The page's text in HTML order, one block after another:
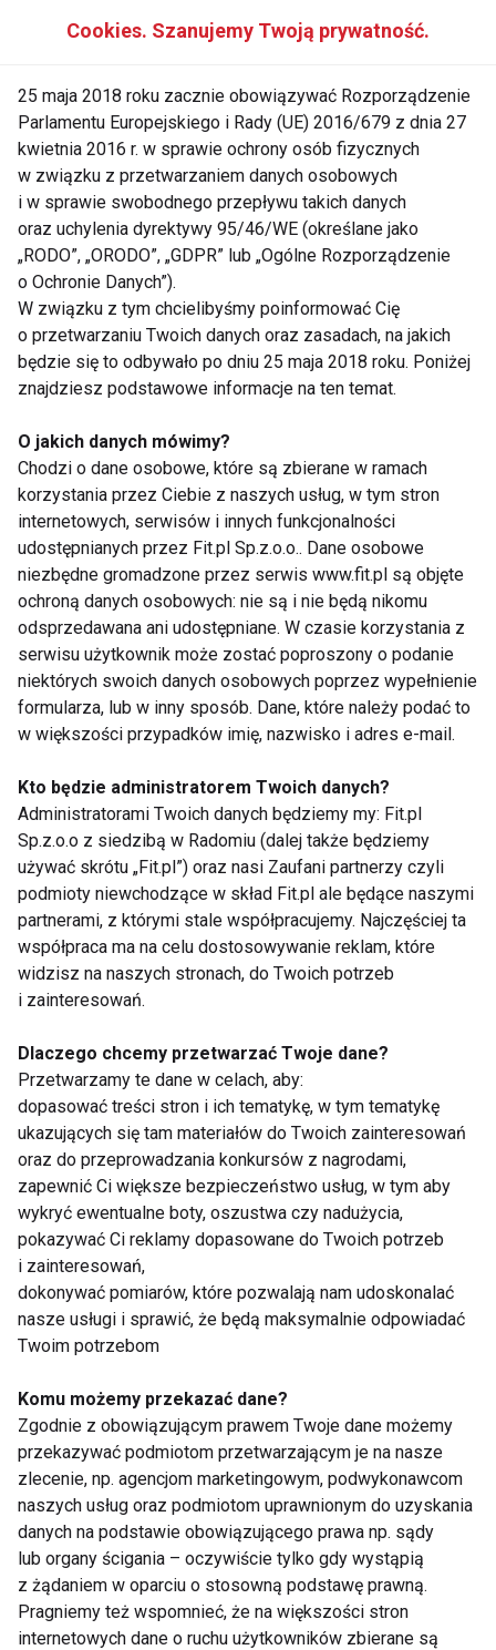
Taniec z gwiazdami
Nowy "Taniec z
marca w Polsacie
"Taniec z Gwiazdami "
Maciej Jachowski o
zdrowiu, gotowaniu i
tańcu
Wiosną "Got to
Dance" z nową
prowadzącą!
Taneczne show
"Taniec z Gwiazdami"
- nie będzie kolejnej
edycji!?
Anna Wendzikowska w
„Tańcu z Gwiazdami”?
Pierwszy docinek 6.
edycji „You Can
Za co kochamy
X-Factor nowy
program zastąpi
„Taniec z Gwiazdami”
Startują castingi do
nowej edycji „You Can
Dance”!
Cookies. Szanujemy Twoją prywatność.
25 maja 2018 roku zacznie obowiązywać Rozporządzenie
Parlamentu Europejskiego i Rady (UE) 2016/679 z dnia 27
kwietnia 2016 r. w sprawie ochrony osób fizycznych
w związku z przetwarzaniem danych osobowych
i w sprawie swobodnego przepływu takich danych
oraz uchylenia dyrektywy 95/46/WE (określane jako
„RODO”, „ORODO”, „GDPR” lub „Ogólne Rozporządzenie
o Ochronie Danych”).
W związku z tym chcielibyśmy poinformować Cię
o przetwarzaniu Twoich danych oraz zasadach, na jakich
będzie się to odbywało po dniu 25 maja 2018 roku. Poniżej
znajdziesz podstawowe informacje na ten temat.
O jakich danych mówimy?
Chodzi o dane osobowe, które są zbierane w ramach
korzystania przez Ciebie z naszych usług, w tym stron
internetowych, serwisów i innych funkcjonalności
udostępnianych przez Fit.pl Sp.z.o.o.. Dane osobowe
niezbędne gromadzone przez serwis www.fit.pl są objęte
ochroną danych osobowych: nie są i nie będą nikomu
odsprzedawana ani udostępniane. W czasie korzystania z
serwisu użytkownik może zostać poproszony o podanie
niektórych swoich danych osobowych poprzez wypełnienie
formularza, lub w inny sposób. Dane, które należy podać to
w większości przypadków imię, nazwisko i adres e-mail.
Kto będzie administratorem Twoich danych?
Administratorami Twoich danych będziemy my: Fit.pl
Sp.z.o.o z siedzibą w Radomiu (dalej także będziemy
używać skrótu „Fit.pl”) oraz nasi Zaufani partnerzy czyli
podmioty niewchodzące w skład Fit.pl ale będące naszymi
partnerami, z którymi stale współpracujemy. Najczęściej ta
współpraca ma na celu dostosowywanie reklam, które
widzisz na naszych stronach, do Twoich potrzeb
i zainteresowań.
Dlaczego chcemy przetwarzać Twoje dane?
Przetwarzamy te dane w celach, aby:
dopasować treści stron i ich tematykę, w tym tematykę
ukazujących się tam materiałów do Twoich zainteresowań
oraz do przeprowadzania konkursów z nagrodami,
zapewnić Ci większe bezpieczeństwo usług, w tym aby
wykryć ewentualne boty, oszustwa czy nadużycia,
pokazywać Ci reklamy dopasowane do Twoich potrzeb
i zainteresowań,
dokonywać pomiarów, które pozwalają nam udoskonalać
nasze usługi i sprawić, że będą maksymalnie odpowiadać
Twoim potrzebom
Komu możemy przekazać dane?
Zgodnie z obowiązującym prawem Twoje dane możemy
przekazywać podmiotom przetwarzającym je na nasze
zlecenie, np. agencjom marketingowym, podwykonawcom
naszych usług oraz podmiotom uprawnionym do uzyskania
danych na podstawie obowiązującego prawa np. sądy
lub organy ścigania – oczywiście tylko gdy wystąpią
z żądaniem w oparciu o stosowną podstawę prawną.
Pragniemy też wspomnieć, że na większości stron
internetowych dane o ruchu użytkowników zbierane są